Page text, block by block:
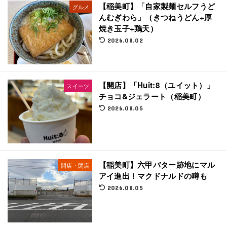
グルメ
【稲美町】「自家製麺セルフうど
んむぎわら」（きつねうどん+厚
焼き玉子+鶏天）
2026.08.02
スイーツ
【開店】「Huit:8（ユイット）」
チョコ&ジェラート（稲美町）
2026.08.05
開店・閉店
【稲美町】六甲バター跡地にマル
アイ進出！マクドナルドの噂も
2026.08.05